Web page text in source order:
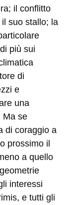
il conflitto
suo stallo; la
più sui
di
e
una
Ma se
di coraggio a
prossimo il
a quello
interessi
e tutti gli